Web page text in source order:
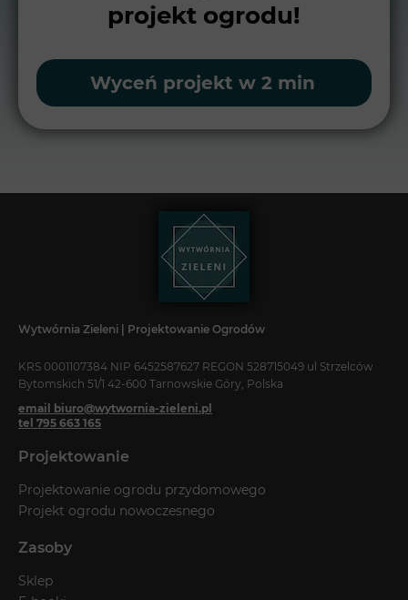
projekt ogrodu!
Wyceń projekt w 2 min
Wytwórnia Zieleni | Projektowanie Ogrodów
KRS 0001107384 NIP 6452587627 REGON 528715049 ul Strzelców
Bytomskich 51/1 42-600 Tarnowskie Góry, Polska
email biuro@wytwornia-zieleni.pl
tel 795 663 165
Projektowanie
Projektowanie ogrodu przydomowego
Projekt ogrodu nowoczesnego
Zasoby
Sklep